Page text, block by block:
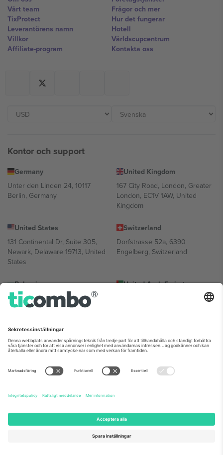
Vårt team
TixProtect
Leverantörens namn
Villkor
Affiliate-program
Frågor och mer
Hur det fungerar
Hotell
Världscupcentrum
Kontakta oss
Kontor och support
Germany
Unter den Linden 24, 10117
Berlin, Germany
United Kingdom
167 City Road, London, Greater
London, EC1V 1AW, United
Kingdom
United States
131 Continental Dr, Suite 305,
Newark, Delaware 19713, United
States
Switzerland
Dorfstrasse 52a, 6390
Engelberg, Switzerland
Bulgaria
Regus Sofia City West, bul
Totleben 53-55, 1606 Sofia,
United Arab Emirates
UAE Dubai Silicon Oasis, DDP
Mexico
Av Chapultepec 360, Roma
Norte, Cuauhtémoc, 06700
Ciudad de México, CDMX,
plats, evenemang och/eller domän. För detaljer, se specifik
evenemangssida, avtryck och villkor.,Leverantörens namn
© 2026 Ticombo. Alla rättigheter förbehållna.